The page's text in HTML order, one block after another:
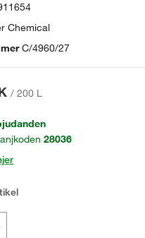
Chemical
C/4960/27
/ 200 L
28036